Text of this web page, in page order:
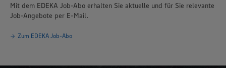
Mit dem EDEKA Job-Abo erhalten Sie aktuelle und für Sie relevante
Job-Angebote per E-Mail.
Zum EDEKA Job-Abo